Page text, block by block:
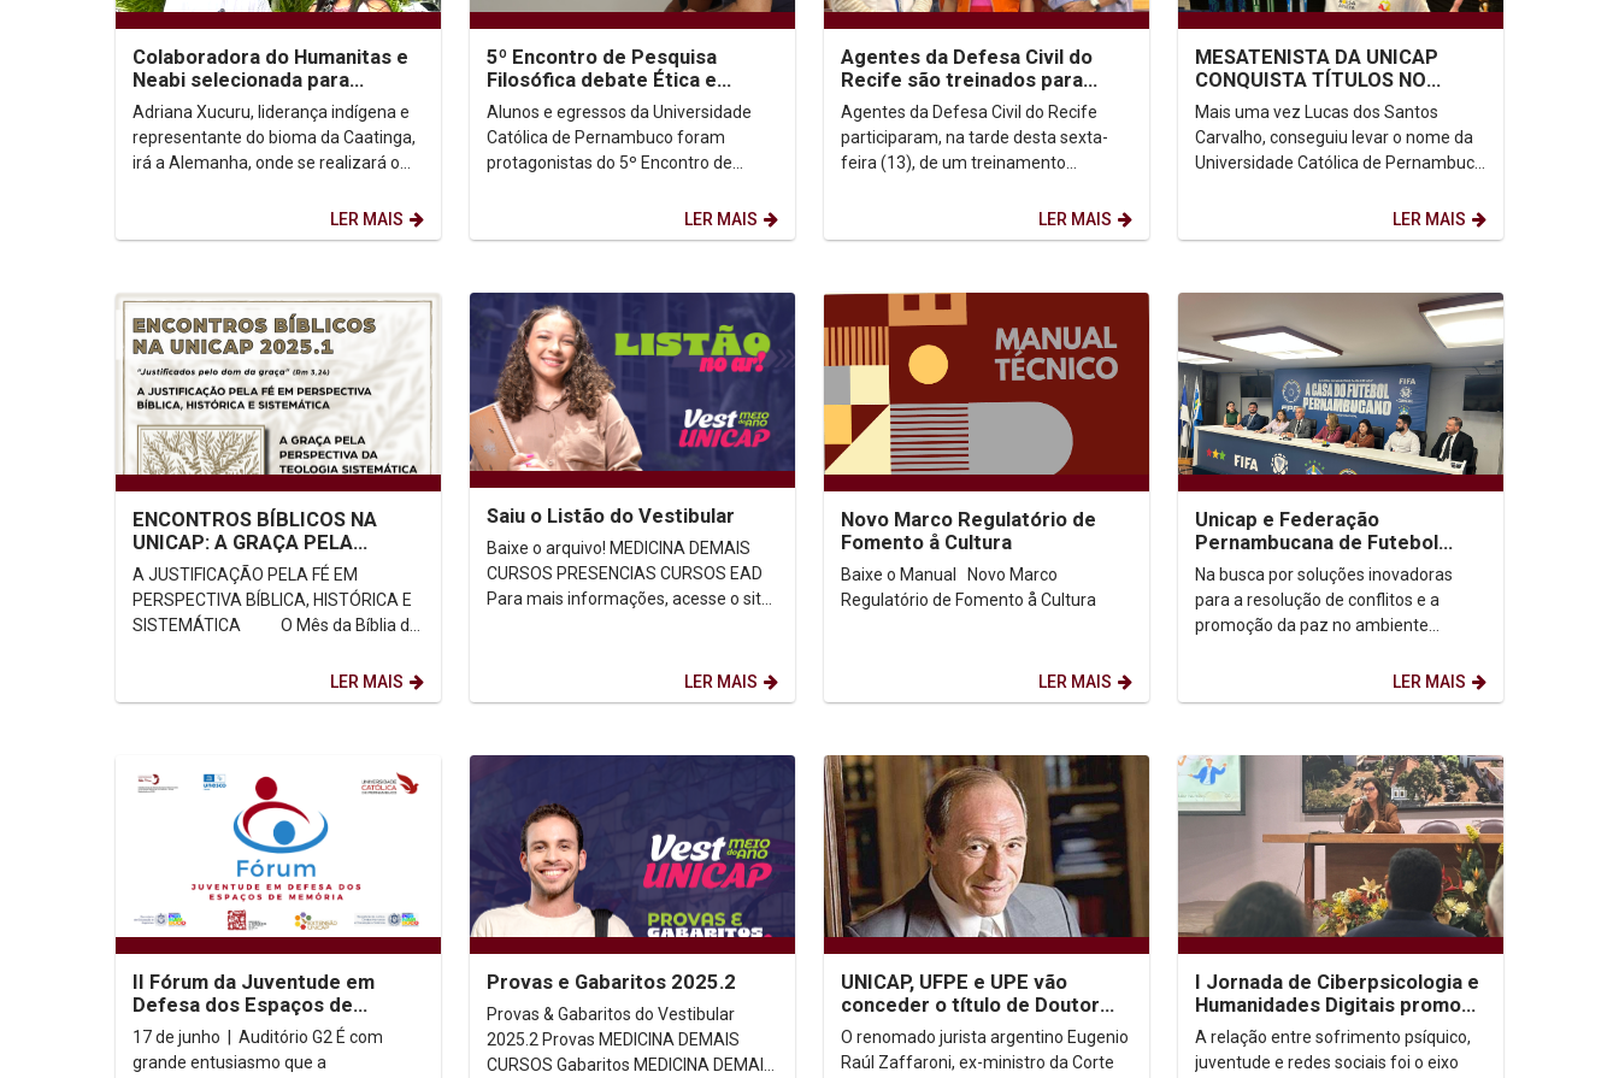
Colaboradora do Humanitas e
Neabi selecionada para
participar de evento
internacional...
Adriana Xucuru, liderança indígena e
representante do bioma da Caatinga,
irá a Alemanha, onde se realizará o
LER MAIS
5º Encontro de Pesquisa
Filosófica debate Ética e
Linguagem na Unicap
Alunos e egressos da Universidade
Católica de Pernambuco foram
protagonistas do 5º Encontro de
Linguagem, realizado nos dias...
LER MAIS
Agentes da Defesa Civil do
Recife são treinados para
teste de nova ferramenta de
alerta de desastres
Agentes da Defesa Civil do Recife
participaram, na tarde desta sexta-
feira (13), de um treinamento
LER MAIS
MESATENISTA DA UNICAP
CONQUISTA TÍTULOS NO
CIRCUITO MUNDIAL
PARALÍMPICO
Mais uma vez Lucas dos Santos
Carvalho, conseguiu levar o nome da
Universidade Católica de Pernambuco
LER MAIS
ENCONTROS BÍBLICOS NA
UNICAP: A GRAÇA PELA
PERSPECTIVA DA TEOLOGIA
SISTEMÁTICA
A JUSTIFICAÇÃO PELA FÉ EM
PERSPECTIVA BÍBLICA, HISTÓRICA E
SISTEMÁTICA O Mês da Bíblia de
LER MAIS
Saiu o Listão do Vestibular
Baixe o arquivo! MEDICINA DEMAIS
CURSOS PRESENCIAS CURSOS EAD
Para mais informações, acesse o site
LER MAIS
Novo Marco Regulatório de
Fomento å Cultura
Baixe o Manual Novo Marco
Regulatório de Fomento å Cultura
LER MAIS
Unicap e Federação
Pernambucana de Futebol
firmam parceria inédita pela
paz no esporte
Na busca por soluções inovadoras
para a resolução de conflitos e a
promoção da paz no ambiente
LER MAIS
II Fórum da Juventude em
Defesa dos Espaços de
Memória de Pernambuco
acontece na UNICAP
17 de junho | Auditório G2 É com
grande entusiasmo que a
Provas e Gabaritos 2025.2
Provas & Gabaritos do Vestibular
2025.2 Provas MEDICINA DEMAIS
CURSOS Gabaritos MEDICINA DEMAIS
UNICAP, UFPE e UPE vão
conceder o título de Doutor
Honoris Causa ao jurista
argentino Eugenio...
O renomado jurista argentino Eugenio
Raúl Zaffaroni, ex-ministro da Corte
I Jornada de Ciberpsicologia e
Humanidades Digitais promove
debate sobre sofrimento
psíquico nas...
A relação entre sofrimento psíquico,
juventude e redes sociais foi o eixo